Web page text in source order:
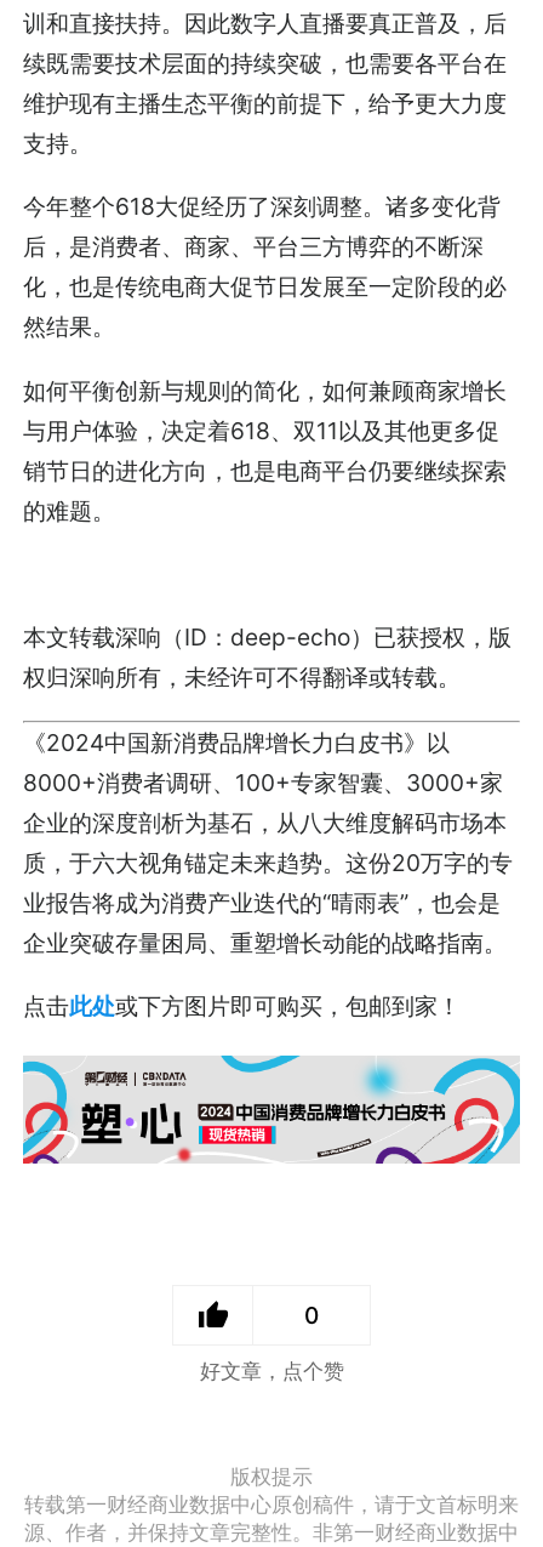
训和直接扶持。因此数字人直播要真正普及，后
续既需要技术层面的持续突破，也需要各平台在
维护现有主播生态平衡的前提下，给予更大力度
支持。
今年整个618大促经历了深刻调整。诸多变化背
后，是消费者、商家、平台三方博弈的不断深
化，也是传统电商大促节日发展至一定阶段的必
然结果。
如何平衡创新与规则的简化，如何兼顾商家增长
与用户体验，决定着618、双11以及其他更多促
销节日的进化方向，也是电商平台仍要继续探索
的难题。
本文转载深响（ID：deep-echo）已获授权，版
权归深响所有，未经许可不得翻译或转载。
《2024中国新消费品牌增长力白皮书》以
8000+消费者调研、100+专家智囊、3000+家
企业的深度剖析为基石，从八大维度解码市场本
质，于六大视角锚定未来趋势。这份20万字的专
业报告将成为消费产业迭代的“晴雨表”，也会是
企业突破存量困局、重塑增长动能的战略指南。
点击此处或下方图片即可购买，包邮到家！
0
好文章，点个赞
版权提示
转载第一财经商业数据中心原创稿件，请于文首标明来
源、作者，并保持文章完整性。非第一财经商业数据中